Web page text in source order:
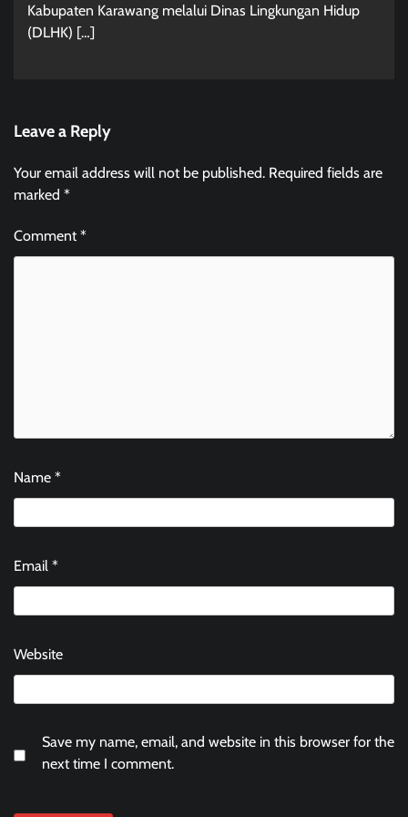
Kabupaten Karawang melalui Dinas Lingkungan Hidup
(DLHK) […]
Leave a Reply
Your email address will not be published. Required fields are
marked *
Comment*
Name *
Email *
Website
Save my name, email, and website in this browser for the
next time I comment.